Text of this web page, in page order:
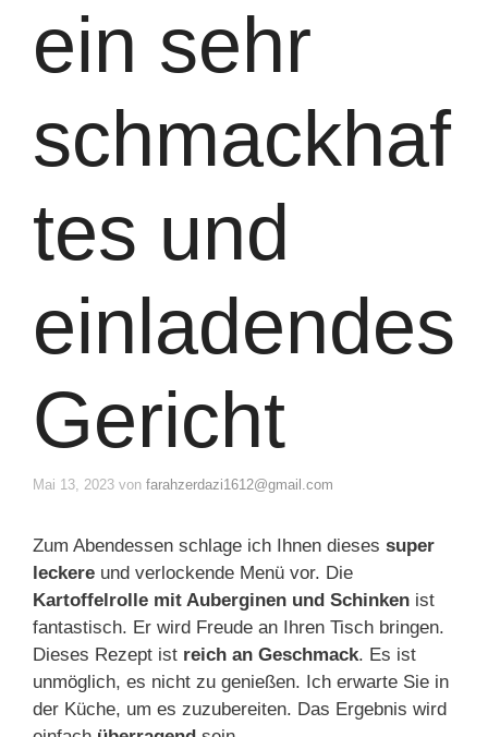
ein sehr
schmackhaf
tes und
einladendes
Gericht
Mai 13, 2023 von farahzerdazi1612@gmail.com
Zum Abendessen schlage ich Ihnen dieses super
leckere und verlockende Menü vor. Die
Kartoffelrolle mit Auberginen und Schinken ist
fantastisch. Er wird Freude an Ihren Tisch bringen.
Dieses Rezept ist reich an Geschmack. Es ist
unmöglich, es nicht zu genießen. Ich erwarte Sie in
der Küche, um es zuzubereiten. Das Ergebnis wird